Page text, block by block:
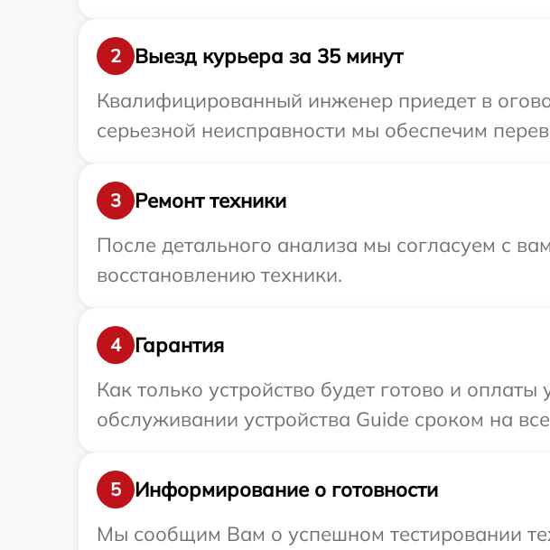
2
Выезд курьера за 35 минут
Квалифицированный инженер приедет в
серьезной неисправности мы обеспечим
3
Ремонт техники
После детального анализа мы согласуем с
восстановлению техники.
4
Гарантия
Как только устройство будет готово и
обслуживании устройства Guide сроком на
5
Информирование о готовности
Мы сообщим Вам о успешном тестировании